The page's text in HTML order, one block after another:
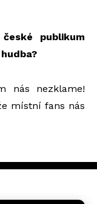
publikum
nás nezklame!
místní fans nás